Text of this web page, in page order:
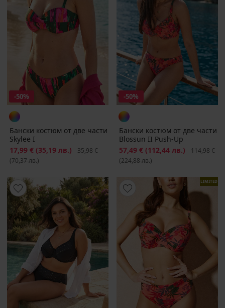
-50%
Бански костюм от две части
Skylee I
Намаление
17,99 € (35,19 лв.) Първоначална цена
35,98 €
(70,37 лв.)
-50%
Бански костюм от две части
Blossun II Push-Up
Намаление
57,49 € (112,44 лв.)
114,98 €
(224,88 лв.)
LIMITED